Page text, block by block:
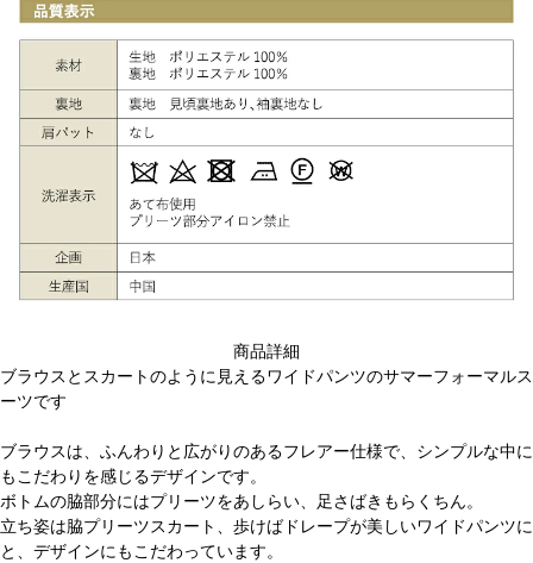
商品詳細
ブラウスとスカートのように見えるワイドパンツのサマーフォーマルス
ーツです
ブラウスは、ふんわりと広がりのあるフレアー仕様で、シンプルな中に
もこだわりを感じるデザインです。
ボトムの脇部分にはプリーツをあしらい、足さばきもらくちん。
立ち姿は脇プリーツスカート、歩けばドレープが美しいワイドパンツに
と、デザインにもこだわっています。